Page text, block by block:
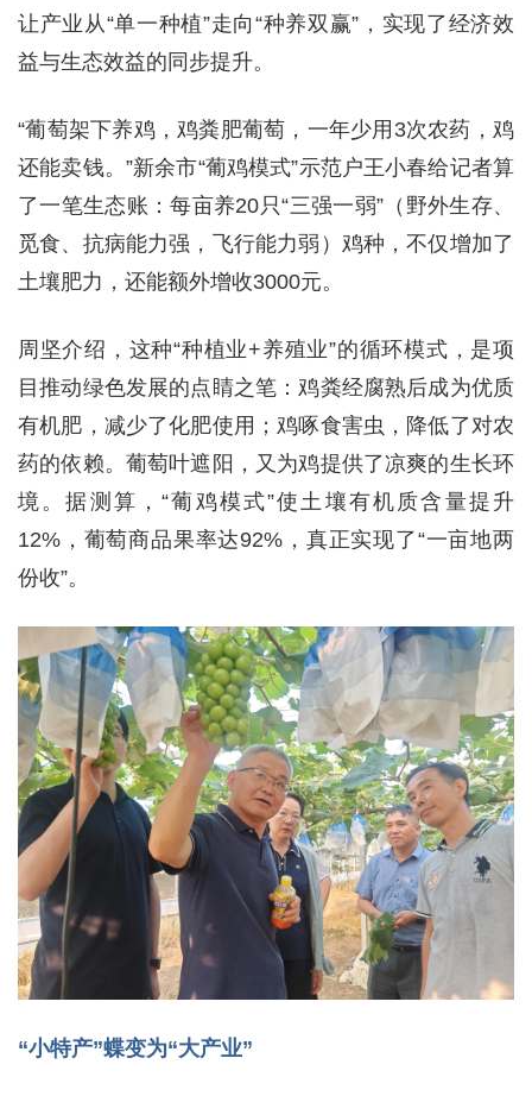
让产业从“单一种植”走向“种养双赢”，实现了经济效
益与生态效益的同步提升。
“葡萄架下养鸡，鸡粪肥葡萄，一年少用3次农药，鸡
还能卖钱。”新余市“葡鸡模式”示范户王小春给记者算
了一笔生态账：每亩养20只“三强一弱”（野外生存、
觅食、抗病能力强，飞行能力弱）鸡种，不仅增加了
土壤肥力，还能额外增收3000元。
周坚介绍，这种“种植业+养殖业”的循环模式，是项
目推动绿色发展的点睛之笔：鸡粪经腐熟后成为优质
有机肥，减少了化肥使用；鸡啄食害虫，降低了对农
药的依赖。葡萄叶遮阳，又为鸡提供了凉爽的生长环
境。据测算，“葡鸡模式”使土壤有机质含量提升
12%，葡萄商品果率达92%，真正实现了“一亩地两
份收”。
“小特产”蝶变为“大产业”